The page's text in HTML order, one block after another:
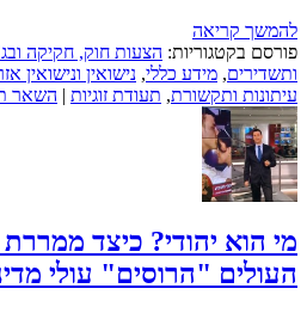
להמשך קריאה
פורסם בקטגוריות: הצעות חוק, חקיקה
ותשדירים, מידע כללי, נישואין ונישואין
עיתונות ותקשורת, תעודת זוגיות | השאר
מי הוא יהודי? כיצד
העולים "הרוסים" עולי